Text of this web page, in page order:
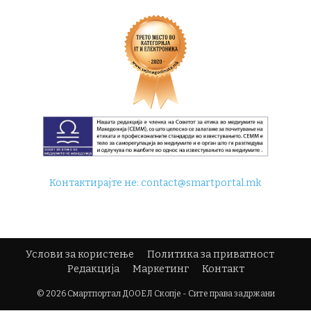
Контактирајте не:contact@smartportal.mk
Услови за користење
Политика за приватност
Редакција
Маркетинг Контакт
© 2026 Смартпортал ДООЕЛ Скопје - Сите права задржани